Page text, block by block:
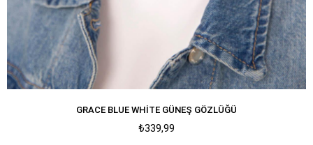
GRACE BLUE WHITE GÜNEŞ GÖZLÜĞÜ
₺339,99